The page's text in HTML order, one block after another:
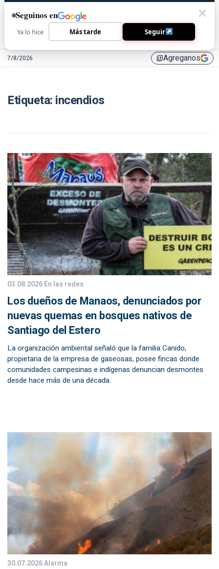
7/8/2026 library_addAgreganos
Etiqueta: incendios
03.08.2026En las redes
Los dueños de Manaos, denunciados por
nuevas quemas en bosques nativos de
Santiago del Estero
La organización ambiental señaló que la familia Canido,
propietaria de la empresa de gaseosas, posee fincas donde
comunidades campesinas e indígenas denuncian desmontes
desde hace más de una década.
30.07.2026Alarma
Seguinos en
Ya lo hice Más tarde Seguir